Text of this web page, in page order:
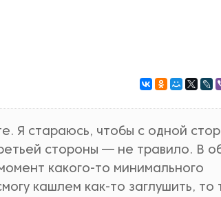
Я стараюсь, чтобы с одной
стороны — не травило. В
какого-то минимального
кашлем как-то заглушить, то